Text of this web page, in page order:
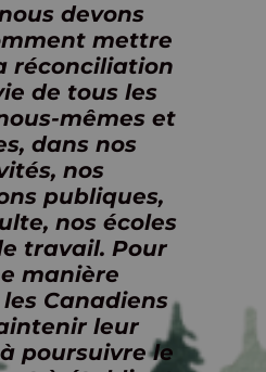
devons
mettre
réconciliation
de tous les
mêmes et
dans nos
nos
publiques,
nos écoles
travail. Pour
manière
Canadiens
leur
poursuivre le